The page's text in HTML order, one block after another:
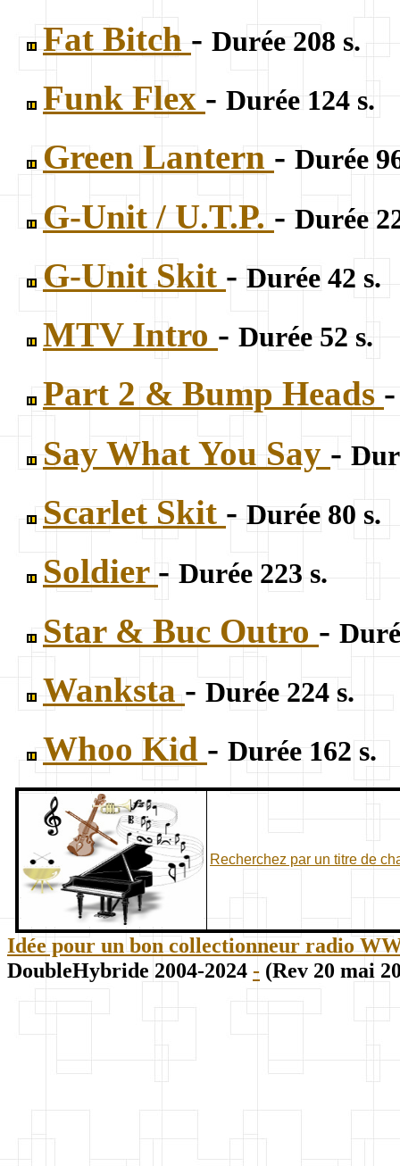
Fat Bitch - Durée 208 s.
Funk Flex - Durée 124 s.
Green Lantern - Durée
G-Unit / U.T.P. - Durée
G-Unit Skit - Durée 42 s.
MTV Intro - Durée 52 s.
Part 2 & Bump Heads
Say What You Say -
Scarlet Skit - Durée 80 s.
Soldier - Durée 223 s.
Star & Buc Outro -
Wanksta - Durée 224 s.
Whoo Kid - Durée 162 s.
Recherchez par un titre de
Idée pour un bon collectionneur radio
DoubleHybride 2004-2024 - (Rev 20 mai